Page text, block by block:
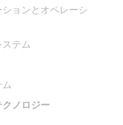
ョンとオペレーシ
テム
ム
ノロジー